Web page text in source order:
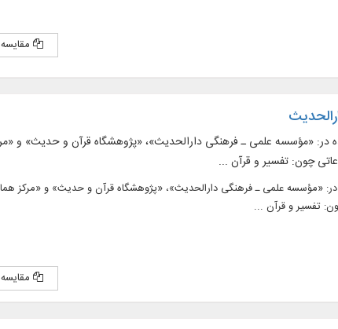
جلد از آثار منتشرشده در: «مؤسسه علمی ـ فرهنگی دارالحدیث»، «پژوهشگاه قرآن و
چون: تفسیر و قرآن ...
جلد از آثار منتشرشده در: «مؤسسه علمی ـ فرهنگی دارالحدیث»، «پژوهشگاه قرآن و حدیث»
تفسیر و قرآن ...